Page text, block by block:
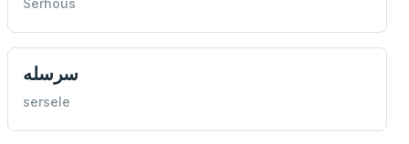
Serhous
سرسله
sersele